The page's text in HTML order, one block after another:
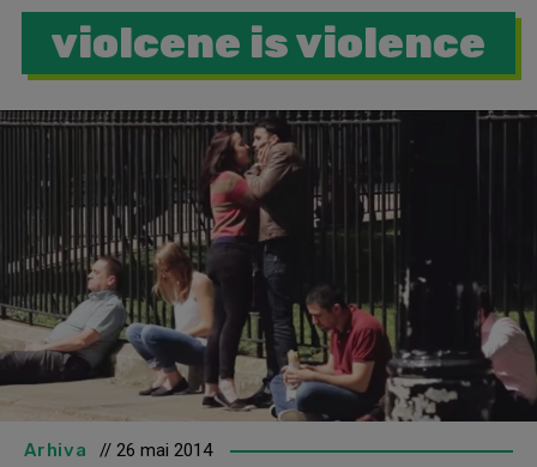
violcene is violence
Arhiva // 26 mai 2014